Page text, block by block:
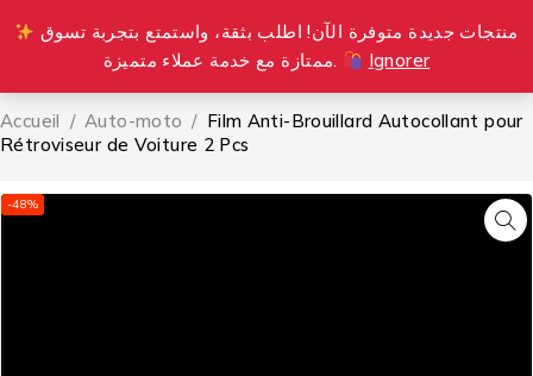
ممتازة مع خدمة عملاء متميزة.
Ignorer
0
Accueil / Auto-moto / Film Anti-Brouillard Autocollant pour
Rétroviseur de Voiture 2 Pcs
-48%